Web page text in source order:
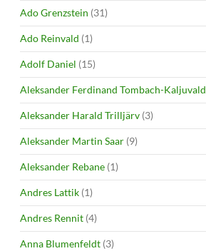
Ado Grenzstein (31)
Ado Reinvald (1)
Adolf Daniel (15)
Aleksander Ferdinand Tombach-Kaljuvald
Aleksander Harald Trilljärv (3)
Aleksander Martin Saar (9)
Aleksander Rebane (1)
Andres Lattik (1)
Andres Rennit (4)
Anna Blumenfeldt (3)